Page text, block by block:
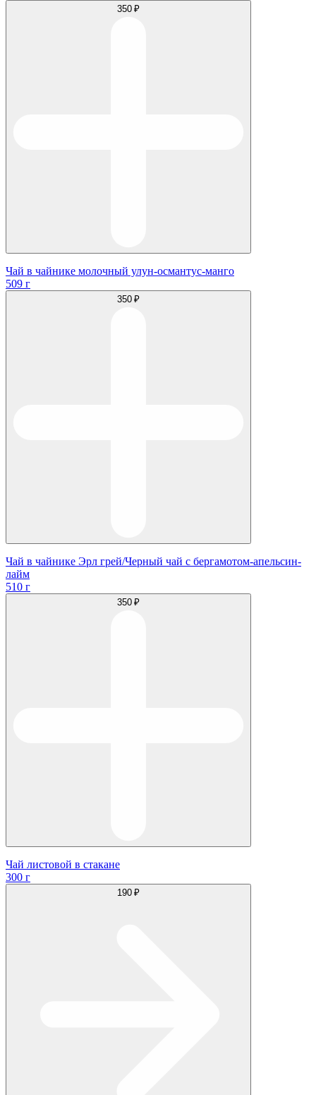
350 ₽
Чай в чайнике молочный улун-османтус-манго
509 г
350 ₽
Чай в чайнике Эрл грей/Черный чай с бергамотом-апельсин-
лайм
510 г
350 ₽
Чай листовой в стакане
300 г
190 ₽